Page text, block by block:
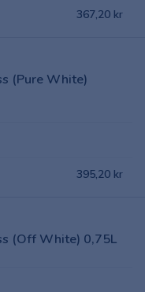
367,20 kr
(Pure White)
395,20 kr
(Off White) 0,75L